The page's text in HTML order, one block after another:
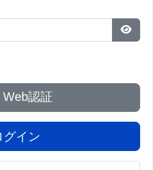
パス
Web認証
グイン